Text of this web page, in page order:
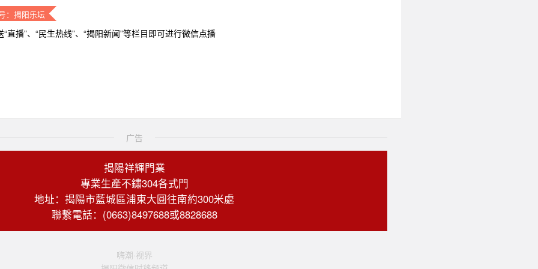
：揭阳乐坛
“直播”、“民生热线”、“揭阳新闻”等栏目即可进行微信点播
广告
揭陽祥輝門業
專業生產不鏽304各式門
地址：揭陽市藍城區浦東大圓往南約300米處
聯繫電話：(0663)8497688或8828688
嗨潮·视界